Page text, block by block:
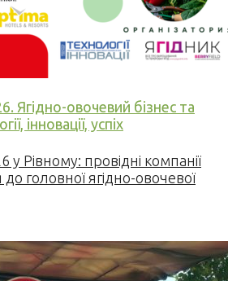
Ягідно-овочевий бізнес та
інновації, успіх
Рівному: провідні компанії
головної ягідно-овочевої